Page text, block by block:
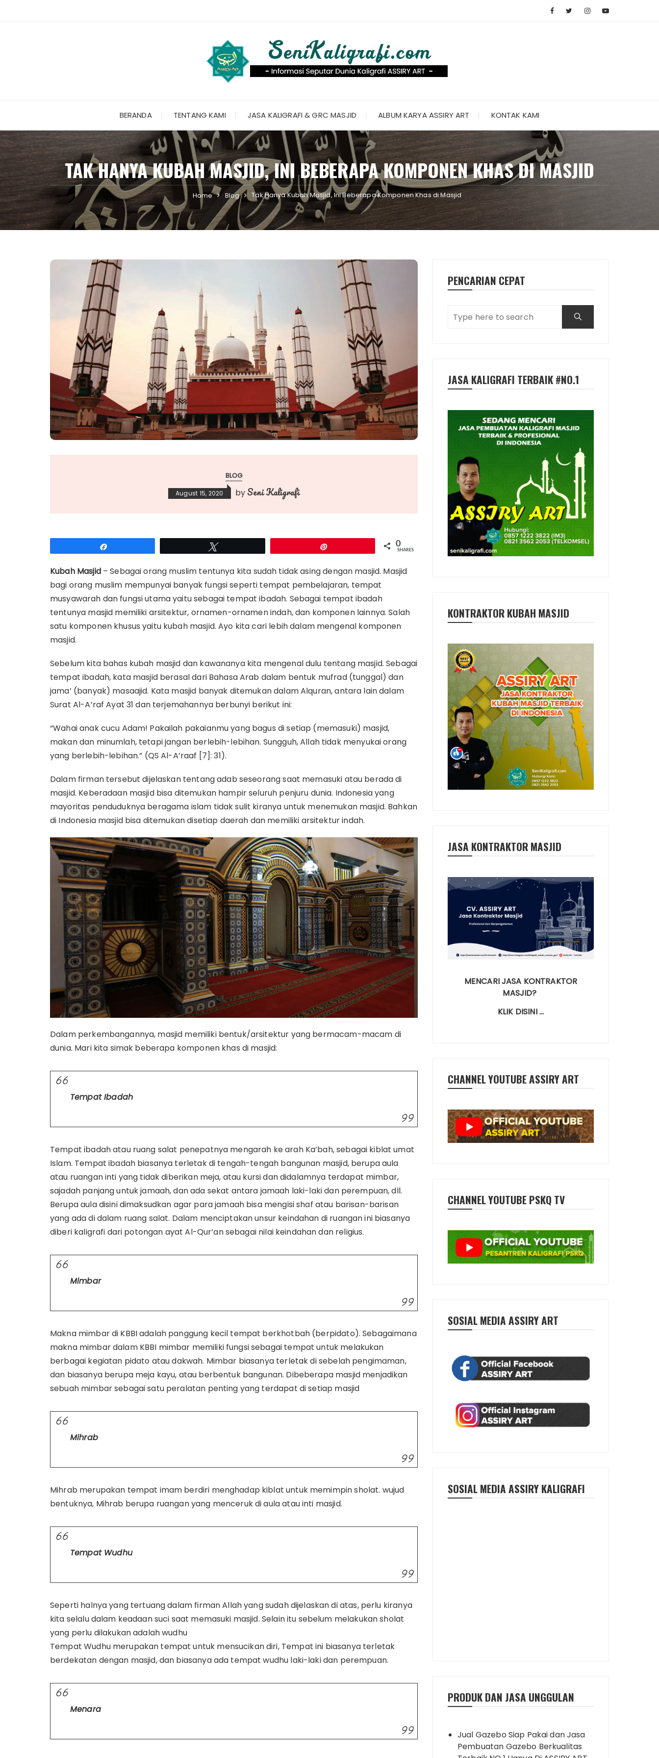
BERANDA TENTANG KAMI JASA KALIGRAFI & GRC MASJID ALBUM KARYA ASSIRY ART KONTAK KAMI
TAK HANYA KUBAH MASJID, INI BEBERAPA KOMPONEN KHAS DI MASJID
Home Blog Tak Hanya Kubah Masjid, Ini Beberapa Komponen Khas di Masjid
BLOG
August 15, 2020 by Seni Kaligrafi
0
SHARES
Kubah Masjid– Sebagai orang muslim tentunya kita sudah tidak asing dengan masjid. Masjid
bagi orang muslim mempunyai banyak fungsi seperti tempat pembelajaran, tempat
musyawarah dan fungsi utama yaitu sebagai tempat ibadah. Sebagai tempat ibadah
tentunya masjid memiliki arsitektur, ornamen-ornamen indah, dan komponen lainnya. Salah
satu komponen khusus yaitu kubah masjid. Ayo kita cari lebih dalam mengenal komponen
masjid.
Sebelum kita bahas kubah masjid dan kawananya kita mengenal dulu tentang masjid. Sebagai
tempat ibadah, kata masjid berasal dari Bahasa Arab dalam bentuk mufrad (tunggal) dan
jama’ (banyak) masaajid. Kata masjid banyak ditemukan dalam Alquran, antara lain dalam
Surat Al-A’raf Ayat 31 dan terjemahannya berbunyi berikut ini:
“Wahai anak cucu Adam! Pakailah pakaianmu yang bagus di setiap (memasuki) masjid,
makan dan minumlah, tetapi jangan berlebih-lebihan. Sungguh, Allah tidak menyukai orang
yang berlebih-lebihan.” (QS Al-A’raaf [7]: 31).
Dalam firman tersebut dijelaskan tentang adab seseorang saat memasuki atau berada di
masjid. Keberadaan masjid bisa ditemukan hampir seluruh penjuru dunia. Indonesia yang
mayoritas penduduknya beragama islam tidak sulit kiranya untuk menemukan masjid. Bahkan
di Indonesia masjid bisa ditemukan disetiap daerah dan memiliki arsitektur indah.
Dalam perkembangannya, masjid memiliki bentuk/arsitektur yang bermacam-macam di
dunia. Mari kita simak beberapa komponen khas di masjid:
Tempat Ibadah
Tempat ibadah atau ruang salat penepatnya mengarah ke arah Ka’bah, sebagai kiblat umat
Islam. Tempat ibadah biasanya terletak di tengah-tengah bangunan masjid, berupa aula
atau ruangan inti yang tidak diberikan meja, atau kursi dan didalamnya terdapat mimbar,
sajadah panjang untuk jamaah, dan ada sekat antara jamaah laki-laki dan perempuan, dll.
Berupa aula disini dimaksudkan agar para jamaah bisa mengisi shaf atau barisan-barisan
yang ada di dalam ruang salat. Dalam menciptakan unsur keindahan di ruangan ini biasanya
diberi kaligrafi dari potongan ayat Al-Qur’an sebagai nilai keindahan dan religius.
Mimbar
Makna mimbar di KBBI adalah panggung kecil tempat berkhotbah (berpidato). Sebagaimana
makna mimbar dalam KBBI mimbar memiliki fungsi sebagai tempat untuk melakukan
berbagai kegiatan pidato atau dakwah. Mimbar biasanya terletak di sebelah pengimaman,
dan biasanya berupa meja kayu, atau berbentuk bangunan. Dibeberapa masjid menjadikan
sebuah mimbar sebagai satu peralatan penting yang terdapat di setiap masjid
Mihrab
Mihrab merupakan tempat imam berdiri menghadap kiblat untuk memimpin sholat. wujud
bentuknya, Mihrab berupa ruangan yang menceruk di aula atau inti masjid.
Tempat Wudhu
Seperti halnya yang tertuang dalam firman Allah yang sudah dijelaskan di atas, perlu kiranya
kita selalu dalam keadaan suci saat memasuki masjid. Selain itu sebelum melakukan sholat
yang perlu dilakukan adalah wudhu
Tempat Wudhu merupakan tempat untuk mensucikan diri, Tempat ini biasanya terletak
berdekatan dengan masjid, dan biasanya ada tempat wudhu laki-laki dan perempuan.
Menara
PENCARIAN CEPAT
JASA KALIGRAFI TERBAIK #NO.1
KONTRAKTOR KUBAH MASJID
JASA KONTRAKTOR MASJID
MENCARI JASA KONTRAKTOR
MASJID?
KLIK DISINI …
CHANNEL YOUTUBE ASSIRY ART
CHANNEL YOUTUBE PSKQ TV
SOSIAL MEDIA ASSIRY ART
SOSIAL MEDIA ASSIRY KALIGRAFI
PRODUK DAN JASA UNGGULAN
Jual Gazebo Siap Pakai dan Jasa
Pembuatan Gazebo Berkualitas